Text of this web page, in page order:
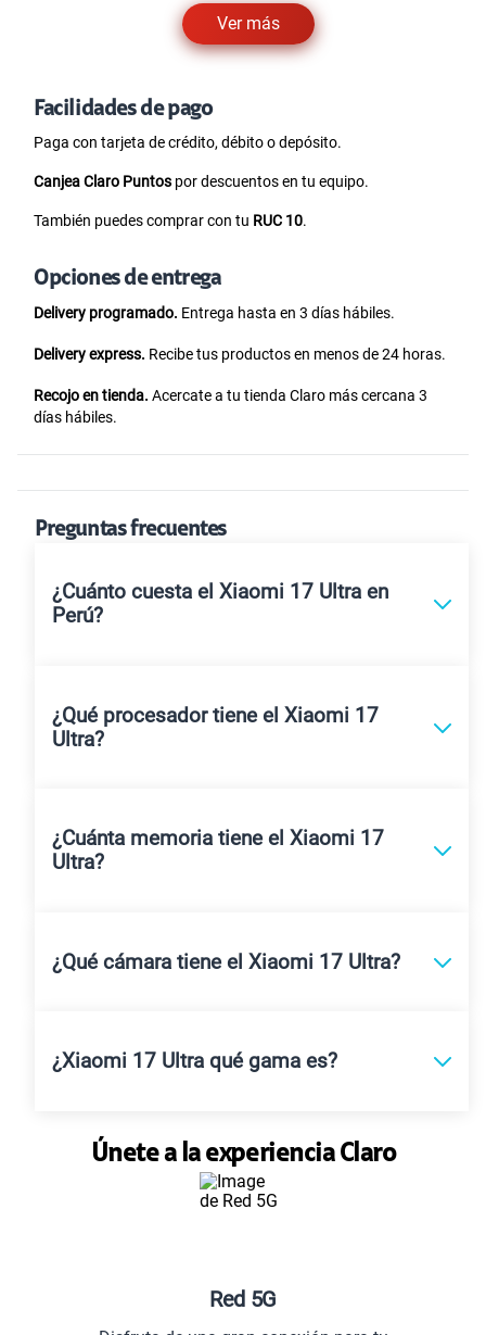
Ver más
Facilidades de pago
Paga con tarjeta de crédito, débito o depósito.
Canjea Claro Puntos por descuentos en tu equipo.
También puedes comprar con tu RUC 10.
Opciones de entrega
Delivery programado. Entrega hasta en 3 días hábiles.
Delivery express. Recibe tus productos en menos de 24 horas.
Recojo en tienda. Acercate a tu tienda Claro más cercana 3
días hábiles.
Preguntas frecuentes
¿Cuánto cuesta el Xiaomi 17 Ultra en
Perú?
¿Qué procesador tiene el Xiaomi 17
Ultra?
¿Cuánta memoria tiene el Xiaomi 17
Ultra?
¿Qué cámara tiene el Xiaomi 17 Ultra?
¿Xiaomi 17 Ultra qué gama es?
Únete a la experiencia Claro
Red 5G